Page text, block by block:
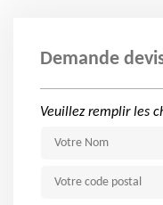
Demande
Veuillez remplir les